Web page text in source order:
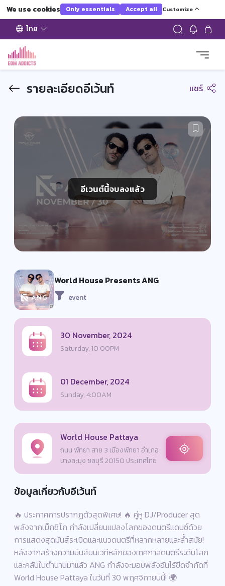
We use cookies Only essentials Accept all Customize
ไทย
รายละเอียดอีเว้นท์ แชร์
อีเวนต์นี้จบลงแล้ว
World House Presents ANG
event
30 November, 2024
Saturday, 10:00PM
01 December, 2024
Sunday, 4:00AM
World House Pattaya
ถนน พัทยา สาย 3 เมืองพัทยา อำเภอ
บางละมุง ชลบุรี 20150 ประเทศไทย
ข้อมูลเกี่ยวกับอีเว้นท์
🔥 ประกาศการปรากฏตัวสุดพิเศษ! 🔥 คู่หู DJ/Producer สุด
พลังจากเม็กซิโก กำลังเปลี่ยนแปลงโลกของดนตรีแดนซ์ด้วย
การแสดงสุดมันส์ระเบิดและแนวดนตรีที่หลากหลายและล้ำสมัย!
หลังจากสร้างความมันส์บนเวทีหลักของเทศกาลดนตรีระดับโลก
และคลับในตำนานมาแล้ว ANG กำลังจะมอบพลังอันไร้ขีดจำกัดที่
World House Pattaya ในวันที่ 30 พฤศจิกายนนี้! 🌍